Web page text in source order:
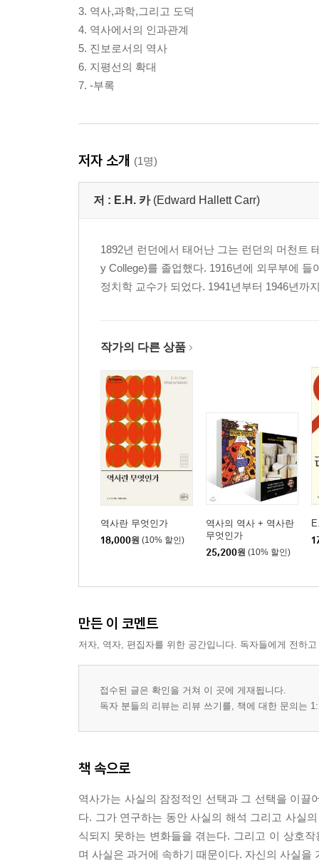
3. 역사,과학,그리고 도덕
4. 역사에서의 인과관계
5. 진보로서의 역사
6. 지평선의 확대
7. -부록
저자 소개 (1명)
저 : E.H. 카 (Edward Hallett Carr)
1892년 런던에서 태어난 그는 런던의 머천트
y College)를 졸업했다. 1916년에 외무부에
정치학 교수가 되었다. 1941년부터 1946년까
작가의 다른 상품
역사란 무엇인가
18,000원 (10% 할인)
역사의 역사 + 역사란
무엇인가
25,200원 (10% 할인)
만든 이 코멘트
저자, 역자, 편집자를 위한 공간입니다. 독자들에게 전하
접수된 글은 확인을 거쳐 이 곳에 게재됩니다.
독자 분들의 리뷰는 리뷰 쓰기를, 책에 대한 문의는
책 속으로
역사가는 사실의 잠정적인 선택과 그 선택을 이
다. 그가 연구하는 동안 사실의 해석 그리고 사실
식되지 못하는 변화들을 겪는다. 그리고 이 상호
며 사실은 과거에 속하기 때문이다. 자신의 사실